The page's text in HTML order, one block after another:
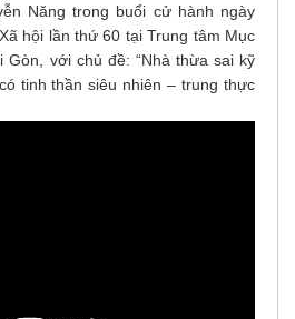
Năng trong buổi cử hành ngày
hội lần thứ 60 tại Trung tâm Mục
Gòn, với chủ đề: “Nhà thừa sai kỹ
tinh thần siêu nhiên – trung thực